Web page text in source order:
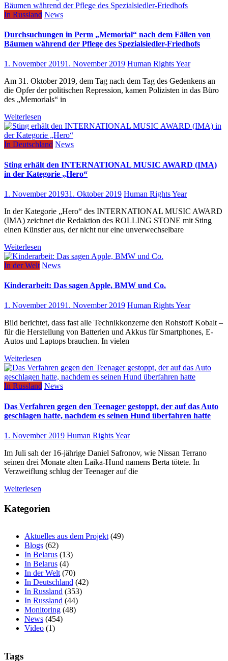
In Russland News
Durchsuchungen in Perm „Memorial“ nach dem Fällen von
Bäumen während der Pflege des Spezialsiedler-Friedhofs
1. November 20191. November 2019 Human Rights Year
Am 31. Oktober 2019, dem Tag nach dem Tag des Gedenkens an
die Opfer der politischen Repression, kamen Polizisten in das Büro
des „Memorials“ in
Weiterlesen
In Deutschland News
Sting erhält den INTERNATIONAL MUSIC AWARD (IMA)
in der Kategorie „Hero“
1. November 201931. Oktober 2019 Human Rights Year
In der Kategorie „Hero“ des INTERNATIONAL MUSIC AWARD
(IMA) zeichnet die Redaktion des ROLLING STONE mit Sting
einen Künstler aus, der nicht nur eine unverwechselbare
Weiterlesen
In der Welt News
Kinderarbeit: Das sagen Apple, BMW und Co.
1. November 20191. November 2019 Human Rights Year
Bild berichtet, dass fast alle Technikkonzerne den Rohstoff Kobalt –
für die Herstellung von Batterien und Akkus für Smartphones, E-
Autos und Laptops brauchen. In vielen
Weiterlesen
In Russland News
Das Verfahren gegen den Teenager gestoppt, der auf das Auto
geschlagen hatte, nachdem es seinen Hund überfahren hatte
1. November 2019 Human Rights Year
Im Juli sah der 16-jährige Daniel Safronov, wie Nissan Terrano
seinen drei Monate alten Laika-Hund namens Berta tötete. In
Verzweiflung schlug der Teenager auf die
Weiterlesen
Kategorien
Aktuelles aus dem Projekt (49)
Blogs (62)
In Belarus (13)
In Belarus (4)
In der Welt (70)
In Deutschland (42)
In Russland (353)
In Russland (44)
Monitoring (48)
News (454)
Video (1)
Tags